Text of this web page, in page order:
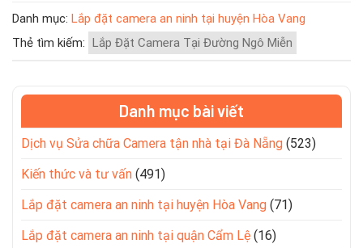
Danh mục: Lắp đặt camera an ninh tại huyện Hòa Vang
Thẻ tìm kiếm: Lắp Đặt Camera Tại Đường Ngô Miễn
Danh mục bài viết
Dịch vụ Sửa chữa Camera tận nhà tại Đà Nẵng (523)
Kiến thức và tư vấn (491)
Lắp đặt camera an ninh tại huyện Hòa Vang (71)
Lắp đặt camera an ninh tại quận Cẩm Lệ (16)